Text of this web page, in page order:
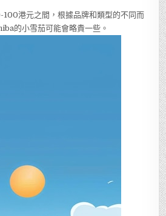
100港元之間，根據品牌和類型的不同而
的小雪茄可能會略貴一些。